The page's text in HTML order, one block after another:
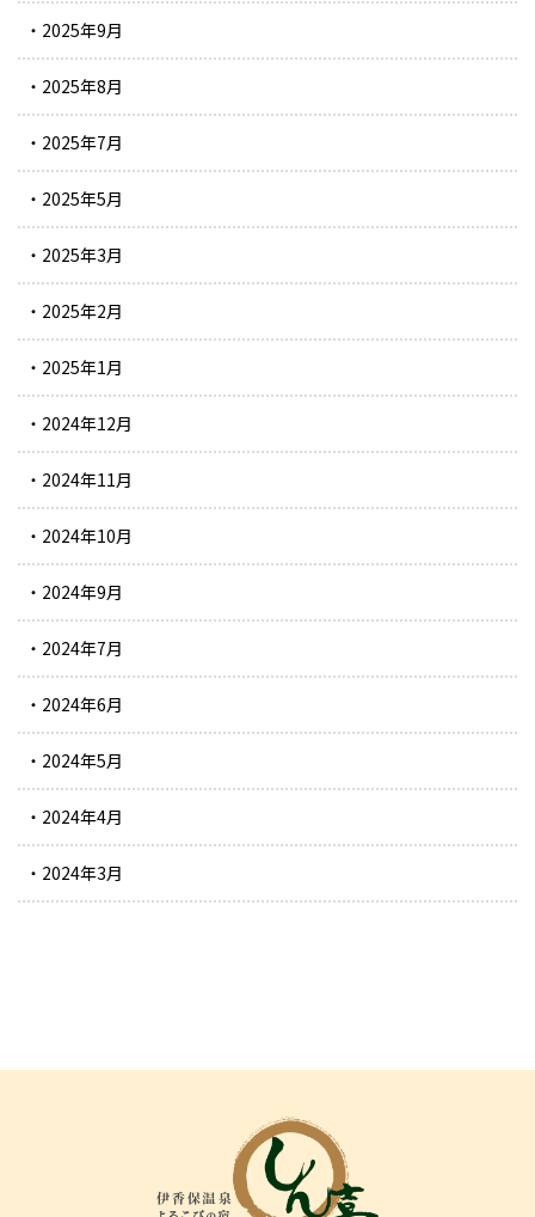
2025年9月
2025年8月
2025年7月
2025年5月
2025年3月
2025年2月
2025年1月
2024年12月
2024年11月
2024年10月
2024年9月
2024年7月
2024年6月
2024年5月
2024年4月
2024年3月